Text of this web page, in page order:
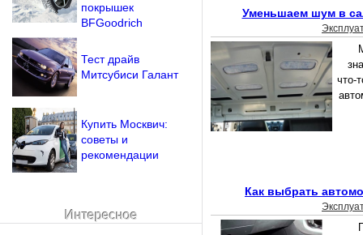
Уменьшаем шум в
что-
Как выбрать
покрышек
BFGoodrich
Тест драйв
Митсубиси Галант
Купить Москвич:
советы и
рекомендации
Интересное